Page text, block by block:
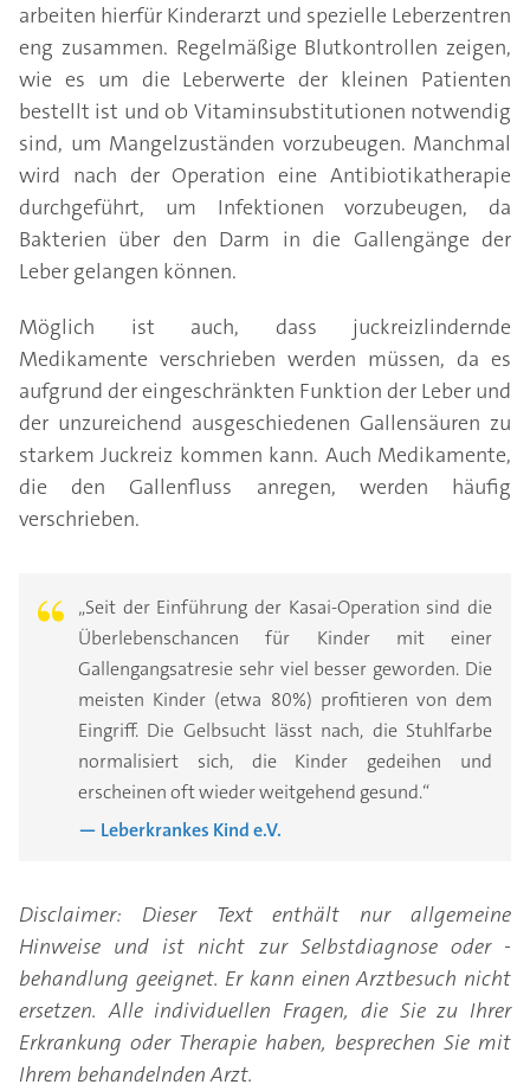
arbeiten hierfür Kinderarzt und spezielle Leberzentren
eng zusammen. Regelmäßige Blutkontrollen zeigen,
wie es um die Leberwerte der kleinen Patienten
bestellt ist und ob Vitaminsubstitutionen notwendig
sind, um Mangelzuständen vorzubeugen. Manchmal
wird nach der Operation eine Antibiotikatherapie
durchgeführt, um Infektionen vorzubeugen, da
Bakterien über den Darm in die Gallengänge der
Leber gelangen können.
Möglich ist auch, dass juckreizlindernde
Medikamente verschrieben werden müssen, da es
aufgrund der eingeschränkten Funktion der Leber und
der unzureichend ausgeschiedenen Gallensäuren zu
starkem Juckreiz kommen kann. Auch Medikamente,
die den Gallenfluss anregen, werden häufig
verschrieben.
„Seit der Einführung der Kasai-Operation sind die
Überlebenschancen für Kinder mit einer
Gallengangsatresie sehr viel besser geworden. Die
meisten Kinder (etwa 80%) profitieren von dem
Eingriff. Die Gelbsucht lässt nach, die Stuhlfarbe
normalisiert sich, die Kinder gedeihen und
erscheinen oft wieder weitgehend gesund.“
— Leberkrankes Kind e.V.
Disclaimer: Dieser Text enthält nur allgemeine
Hinweise und ist nicht zur Selbstdiagnose oder -
behandlung geeignet. Er kann einen Arztbesuch nicht
ersetzen. Alle individuellen Fragen, die Sie zu Ihrer
Erkrankung oder Therapie haben, besprechen Sie mit
Ihrem behandelnden Arzt.